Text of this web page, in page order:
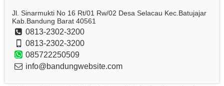
Jl. Sinarmukti No 16 Rt/01 Rw/02 Desa Selacau Kec.Batujajar
Kab.Bandung Barat 40561
0813-2302-3200
0813-2302-3200
085722250509
info@bandungwebsite.com